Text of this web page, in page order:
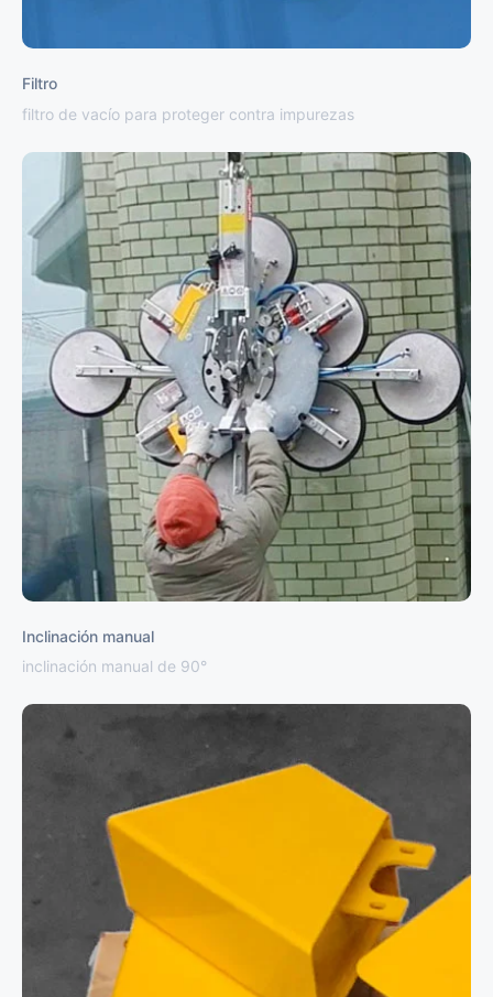
Filtro
filtro de vacío para proteger contra impurezas
Inclinación manual
inclinación manual de 90°